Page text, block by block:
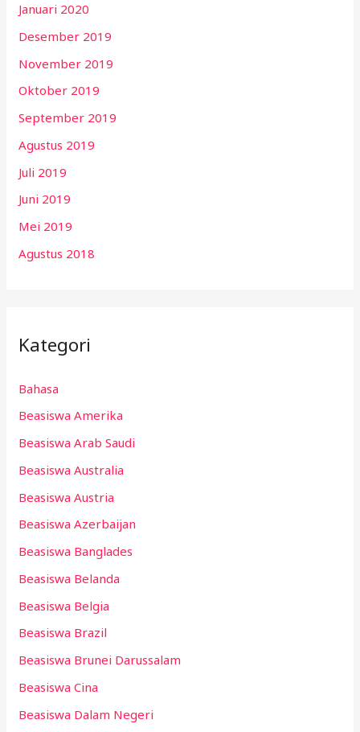
Januari 2020
Desember 2019
November 2019
Oktober 2019
September 2019
Agustus 2019
Juli 2019
Juni 2019
Mei 2019
Agustus 2018
Kategori
Bahasa
Beasiswa Amerika
Beasiswa Arab Saudi
Beasiswa Australia
Beasiswa Austria
Beasiswa Azerbaijan
Beasiswa Banglades
Beasiswa Belanda
Beasiswa Belgia
Beasiswa Brazil
Beasiswa Brunei Darussalam
Beasiswa Cina
Beasiswa Dalam Negeri